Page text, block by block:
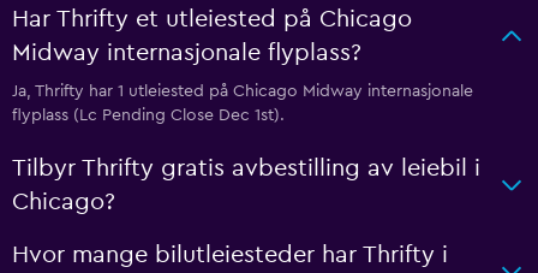
Har Thrifty et utleiested på Chicago
Midway internasjonale flyplass?
Ja, Thrifty har 1 utleiested på Chicago Midway internasjonale
flyplass (Lc Pending Close Dec 1st).
Tilbyr Thrifty gratis avbestilling av leiebil i
Chicago?
Hvor mange bilutleiesteder har Thrifty i